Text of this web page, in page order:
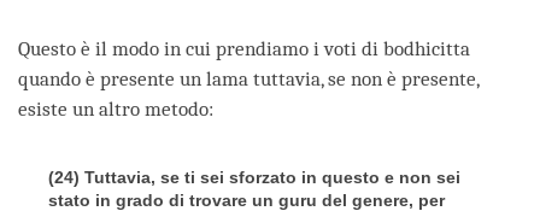
Questo è il modo in cui prendiamo i voti di bodhicitta
quando è presente un lama tuttavia, se non è presente,
esiste un altro metodo:
(24) Tuttavia, se ti sei sforzato in questo e non sei
stato in grado di trovare un guru del genere, per